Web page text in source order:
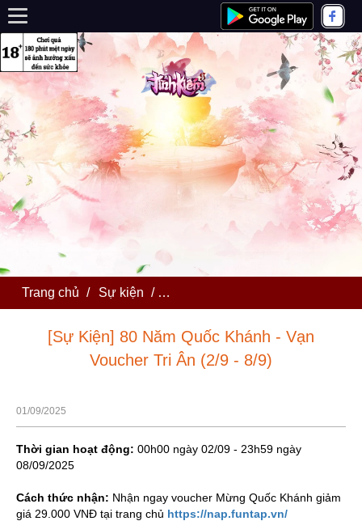
Trang chủ / Sự kiện / [Sự Kiện] 80 Năm Quốc Khánh -
[Sự Kiện] 80 Năm Quốc Khánh - Vạn
Voucher Tri Ân (2/9 - 8/9)
01/09/2025
Thời gian hoạt động: 00h00 ngày 02/09 - 23h59 ngày
08/09/2025
Cách thức nhận: Nhận ngay voucher Mừng Quốc Khánh giảm
giá 29.000 VNĐ tại trang chủ https://nap.funtap.vn/